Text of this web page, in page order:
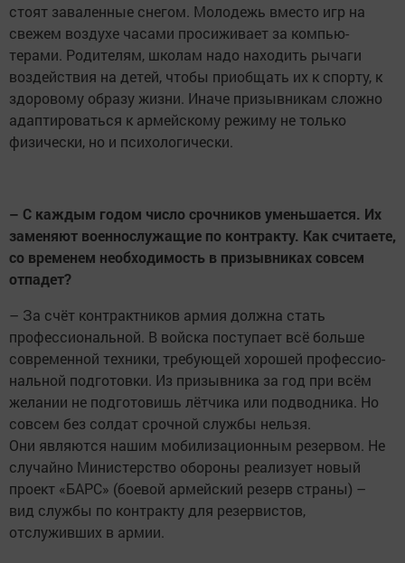
стоят заваленные снегом. Молодежь вместо игр на
свежем воздухе часами просиживает за компью-
терами. Родителям, школам надо находить рычаги
воздействия на детей, чтобы приобщать их к спорту, к
здоровому образу жизни. Иначе призывникам сложно
адаптироваться к армейскому режиму не только
физически, но и психологически.
– С каждым годом число срочников уменьшается. Их
заменяют военнослужащие по контракту. Как считаете,
со временем необходимость в призывниках совсем
отпадет?
– За счёт контрактников армия должна стать
профессиональной. В войска поступает всё больше
современной техники, требующей хорошей профессио-
нальной подготовки. Из призывника за год при всём
желании не подготовишь лётчика или подводника. Но
совсем без солдат срочной службы нельзя.
Они являются нашим мобилизационным резервом. Не
случайно Министерство обороны реализует новый
проект «БАРС» (боевой армейский резерв страны) –
вид службы по контракту для резервистов,
отслуживших в армии.